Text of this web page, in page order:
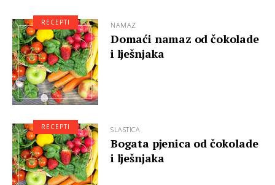
NAMAZ
Domaći namaz od čokolade
i lješnjaka
RECEPTI
SLASTICA
Bogata pjenica od čokolade
i lješnjaka
RECEPTI